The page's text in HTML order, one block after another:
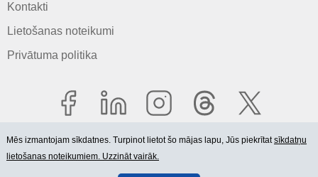
Kontakti
Lietošanas noteikumi
Privātuma politika
© 2006-2026 SIA "BEZRINDAS.LV".
Mēs izmantojam sīkdatnes. Turpinot lietot šo mājas lapu, Jūs piekrītatsīkdatņu
lietošanas noteikumiem. Uzzināt vairāk.